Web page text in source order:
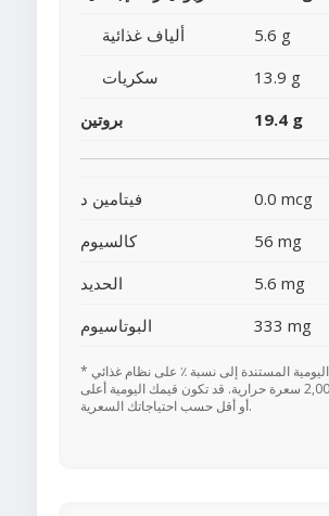
ألياف غذائية
5.6 g
سكريات
13.9 g
بروتين
19.4 g
فيتامين د 0.0 mcg
كالسيوم
56 mg
الحديد
5.6 mg
البوتاسيوم
333 mg
* تعتمد القيم اليومية المستندة إلى نسبة ٪ على نظام غذائي
يحتوي على 2,000 سعرة حرارية. قد تكون قيمك اليومية أعلى
أو أقل حسب احتياجاتك السعرية.